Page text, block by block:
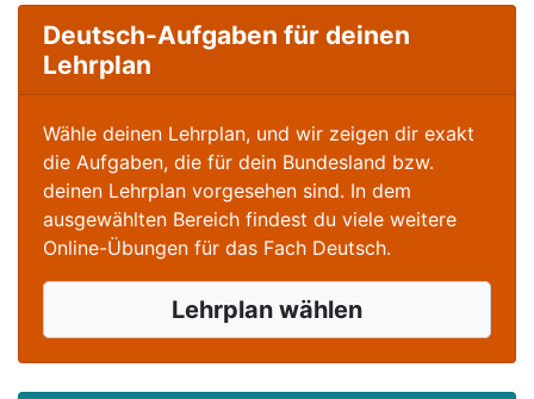
Deutsch-Aufgaben für deinen
Lehrplan
Wähle deinen Lehrplan, und wir zeigen dir exakt
die Aufgaben, die für dein Bundesland bzw.
deinen Lehrplan vorgesehen sind. In dem
ausgewählten Bereich findest du viele weitere
Online-Übungen für das Fach Deutsch.
Lehrplan wählen